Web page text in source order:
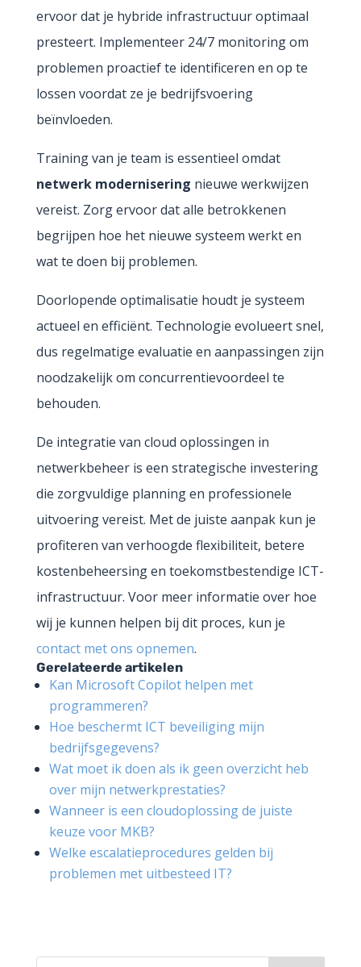
ervoor dat je hybride infrastructuur optimaal
presteert. Implementeer 24/7 monitoring om
problemen proactief te identificeren en op te
lossen voordat ze je bedrijfsvoering
beïnvloeden.
Training van je team is essentieel omdat
netwerk modernisering nieuwe werkwijzen
vereist. Zorg ervoor dat alle betrokkenen
begrijpen hoe het nieuwe systeem werkt en
wat te doen bij problemen.
Doorlopende optimalisatie houdt je systeem
actueel en efficiënt. Technologie evolueert snel,
dus regelmatige evaluatie en aanpassingen zijn
noodzakelijk om concurrentievoordeel te
behouden.
De integratie van cloud oplossingen in
netwerkbeheer is een strategische investering
die zorgvuldige planning en professionele
uitvoering vereist. Met de juiste aanpak kun je
profiteren van verhoogde flexibiliteit, betere
kostenbeheersing en toekomstbestendige ICT-
infrastructuur. Voor meer informatie over hoe
wij je kunnen helpen bij dit proces, kun je
contact met ons opnemen.
Gerelateerde artikelen
Kan Microsoft Copilot helpen met
programmeren?
Hoe beschermt ICT beveiliging mijn
bedrijfsgegevens?
Wat moet ik doen als ik geen overzicht heb
over mijn netwerkprestaties?
Wanneer is een cloudoplossing de juiste
keuze voor MKB?
Welke escalatieprocedures gelden bij
problemen met uitbesteed IT?